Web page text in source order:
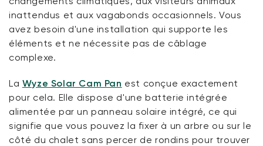
inattendus et aux vagabonds occasionnels. Vous
avez besoin d'une installation qui supporte les
éléments et ne nécessite pas de câblage
complexe.
La Wyze Solar Cam Pan est conçue exactement
pour cela. Elle dispose d'une batterie intégrée
alimentée par un panneau solaire intégré, ce qui
signifie que vous pouvez la fixer à un arbre ou sur le
côté du chalet sans percer de rondins pour trouver